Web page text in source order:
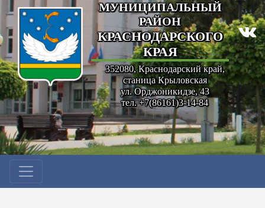
МУНИЦИПАЛЬНЫЙ
РАЙОН
КРАСНОДАРСКОГО
КРАЯ
352080, Краснодарский край,
станица Крыловская
ул. Орджоникидзе, 43
тел. +7(86161)3-14-84